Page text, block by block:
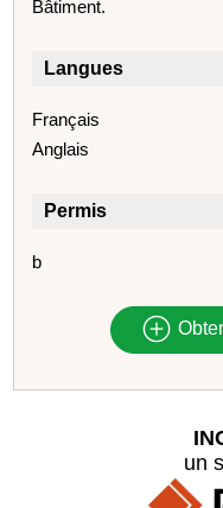
Bâtiment.
Langues
Français
Anglais
Permis
b
un